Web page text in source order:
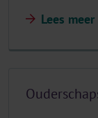
Lees meer